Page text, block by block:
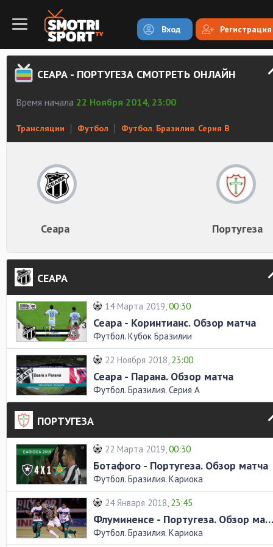
Вход Регистрация
СЕАРА - ПОРТУГЕЗА СМОТРЕТЬ ОНЛАЙН
Время начала 22 Ноября 2014, 23:00
Трансляции Футбол Футбол. Бразилия. Серия В
Сеара Португеза
СЕАРА
14 Марта 2019,00:30
Сеара - Коринтианс. Обзор матча
Футбол. Кубок Бразилии
22 Ноября 2018, 23:00
Сеара - Парана. Обзор матча
Футбол. Бразилия. Серия A
ПОРТУГЕЗА
22 Марта 2019,00:30
Ботафого - Португеза. Обзор матча
Футбол. Бразилия. Кариока
24 Января 2018, 23:45
Флуминенсе - Португеза. Обзор матча
Футбол. Бразилия. Кариока